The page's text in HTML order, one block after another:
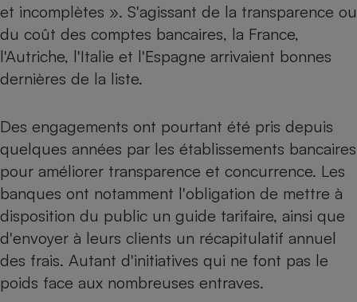
et incomplètes ». S'agissant de la transparence ou
du coût des comptes bancaires, la France,
l'Autriche, l'Italie et l'Espagne arrivaient bonnes
dernières de la liste.
Des engagements ont pourtant été pris depuis
quelques années par les établissements bancaires
pour améliorer transparence et concurrence. Les
banques ont notamment l'obligation de mettre à
disposition du public un guide tarifaire, ainsi que
d'envoyer à leurs clients un récapitulatif annuel
des frais. Autant d'initiatives qui ne font pas le
poids face aux nombreuses entraves.
Plaque de cuisson à
induction
Téléphone mobile -
Smartphone
Antivirus
Radiateur électrique
Climatiseur -
Ventilateur